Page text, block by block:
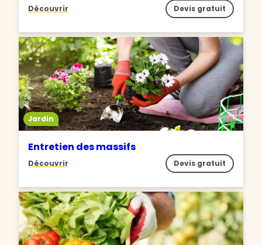
Découvrir Devis gratuit
Jardin
Entretien des massifs
Découvrir Devis gratuit